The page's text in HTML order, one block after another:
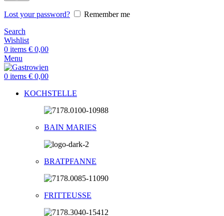
Lost your password?
Remember me
Search
Wishlist
0 items € 0,00
Menu
0 items € 0,00
KOCHSTELLE
BAIN MARIES
BRATPFANNE
FRITTEUSSE